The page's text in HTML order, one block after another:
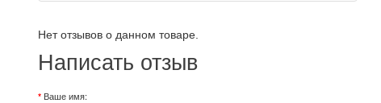
Нет отзывов о данном товаре.
Написать отзыв
Ваше имя: